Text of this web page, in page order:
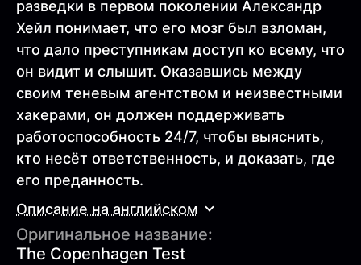
разведки в первом поколении Александр
Хейл понимает, что его мозг был взломан,
что дало преступникам доступ ко всему, что
он видит и слышит. Оказавшись между
своим теневым агентством и неизвестными
хакерами, он должен поддерживать
работоспособность 24/7, чтобы выяснить,
кто несёт ответственность, и доказать, где
его преданность.
Описание на английском
Оригинальное название:
The Copenhagen Test